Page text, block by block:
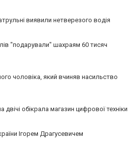
виявили нетверезого водія
"подарували" шахраям 60 тисяч
чоловіка, який вчиняв насильство
двічі обікрала магазин цифрової техніки
Ігорем Драгусевичем